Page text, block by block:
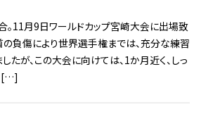
11月9日ワールドカップ宮崎大会に出場致
の負傷により世界選手権までは、充分な練習
が、この大会に向けては、1か月近く、しっ
[…]